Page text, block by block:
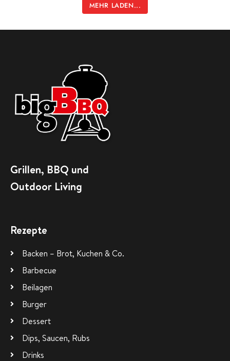
MEHR LADEN...
Grillen, BBQ und
Outdoor Living
Rezepte
Backen – Brot, Kuchen & Co.
Barbecue
Beilagen
Burger
Dessert
Dips, Saucen, Rubs
Drinks